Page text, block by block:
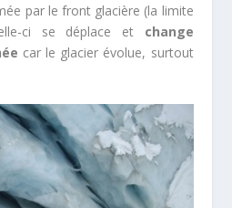
par le front glacière (la limite
ci se déplace et change
car le glacier évolue, surtout